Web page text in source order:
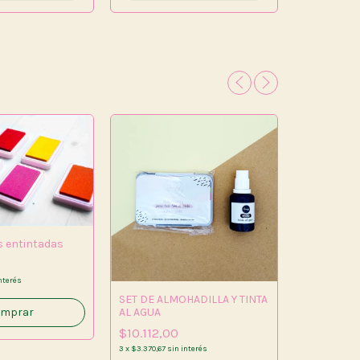
entintadas
SET DE ALMOHADILLA Y TINTA
AL AGUA
$10.112,00
3 x $3.370,67 sin interés